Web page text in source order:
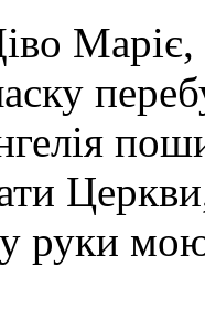
руки